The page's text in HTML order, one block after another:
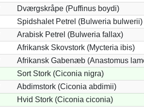
Dværgskråpe (Puffinus boydi)
Spidshalet Petrel (Bulweria bulwerii)
Arabisk Petrel (Bulweria fallax)
Afrikansk Skovstork (Mycteria ibis)
Afrikansk Gabenæb (Anastomus
Sort Stork (Ciconia nigra)
Abdimstork (Ciconia abdimii)
Hvid Stork (Ciconia ciconia)